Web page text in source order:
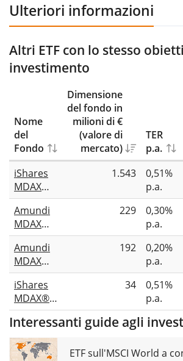
Ulteriori informazioni
Altri ETF con lo stesso
investimento
Nome
del
Fondo
Dimensione
del fondo in
milioni di €
(valore di
mercato)
TER
p.a.
iShares
MDAX
UCITS
ETF (DE)
1.543
0,51%
p.a.
Amundi
MDAX
ESG
UCITS
ETF
UCITS
ETF Dist
229
0,30%
p.a.
Amundi
MDAX
UCITS
ETF Dist
192
0,20%
p.a.
iShares
MDAX®
UCITS
ETF (DE)
EUR
(Dist)
34
0,51%
p.a.
Interessanti guide agli
ETF sull'MSCI World a